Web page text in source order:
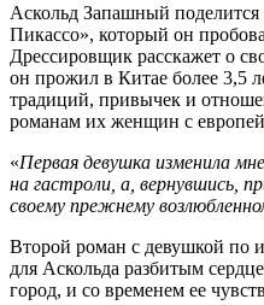
Аскольд Запашный
Пикассо», который он
Дрессировщик расскажет о
он прожил в Китае более 3,5
традиций, привычек и
романам их женщин с
«Первая девушка изменила
на гастроли, а, вернувшись,
своему прежнему
Второй роман с девушкой по
для Аскольда разбитым
город, и со временем ее